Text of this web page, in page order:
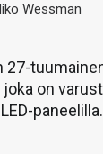
Wessman
joka on
paneelilla.